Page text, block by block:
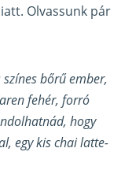
Olvassunk pár
bőrű ember,
fehér, forró
hogy
egy kis chai latte-